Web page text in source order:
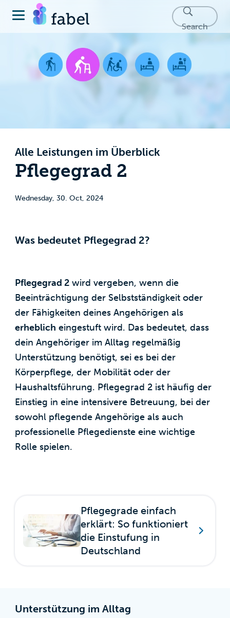
Search
Alle Leistungen im Überblick
Pflegegrad 2
Wednesday, 30. Oct, 2024
Was bedeutet Pflegegrad 2?
Pflegegrad 2 wird vergeben, wenn die
Beeinträchtigung der Selbstständigkeit oder
der Fähigkeiten deines Angehörigen als
erheblich eingestuft wird. Das bedeutet, dass
dein Angehöriger im Alltag regelmäßig
Unterstützung benötigt, sei es bei der
Körperpflege, der Mobilität oder der
Haushaltsführung. Pflegegrad 2 ist häufig der
Einstieg in eine intensivere Betreuung, bei der
sowohl pflegende Angehörige als auch
professionelle Pflegedienste eine wichtige
Rolle spielen.
Pflegegrade einfach
erklärt: So funktioniert
die Einstufung in
Deutschland
Unterstützung im Alltag